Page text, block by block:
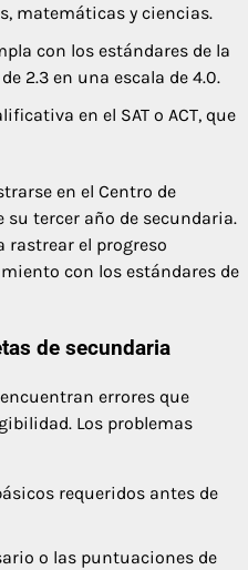
matemáticas y ciencias.
con los estándares de la
2.3 en una escala de 4.0.
en el SAT o ACT, que
en el Centro de
su tercer año de secundaria.
rastrear el progreso
con los estándares de
de secundaria
errores que
Los problemas
requeridos antes de
o las puntuaciones de